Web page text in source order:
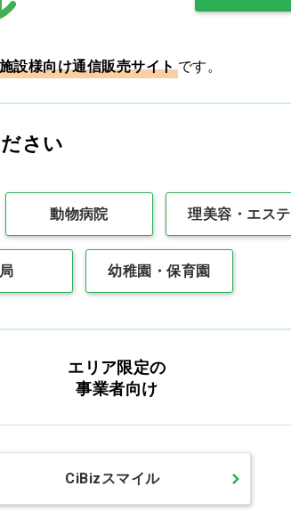
1 次の100件 最後
設様向け通信販売サイトです。
さい
動物病院 理美容・エステ
幼稚園・保育園
エリア限定の
事業者向け
CiBizスマイル